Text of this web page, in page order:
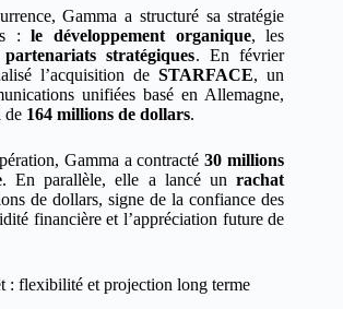
Gamma a structuré sa stratégie
:le développement organique, les
partenariats stratégiques. En février
l’acquisition deSTARFACE, un
unifiées basé en Allemagne,
de 164 millions de dollars.
Gamma a contracté30 millions
. En parallèle, elle a lancé unrachat
de dollars, signe de la confiance des
financière et l’appréciation future de
: flexibilité et projection long terme